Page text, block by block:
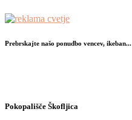
Prebrskajte našo ponudbo vencev, ikeban...
Pokopališče Škofljica